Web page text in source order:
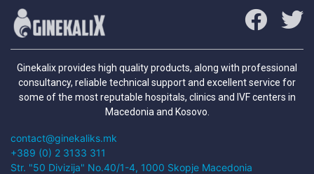
Ginekalix provides high quality products, along with professional
consultancy, reliable technical support and excellent service for
some of the most reputable hospitals, clinics and IVF centers in
Macedonia and Kosovo.
contact@ginekaliks.mk
+389 (0) 2 3133 311
Str. "50 Divizija" No.40/1-4, 1000 Skopje Macedonia